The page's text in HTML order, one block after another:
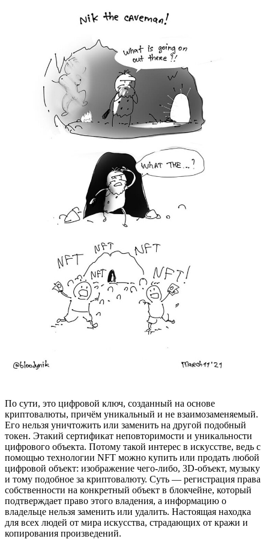
По сути, это цифровой ключ, созданный на основе
криптовалюты, причём уникальный и не взаимозаменяемый.
Его нельзя уничтожить или заменить на другой подобный
токен. Этакий сертификат неповторимости и уникальности
цифрового объекта. Потому такой интерес в искусстве, ведь с
помощью технологии NFT можно купить или продать любой
цифровой объект: изображение чего-либо, 3D-объект, музыку
и тому подобное за криптовалюту. Суть — регистрация права
собственности на конкретный объект в блокчейне, который
подтверждает право этого владения, а информацию о
владельце нельзя заменить или удалить. Настоящая находка
для всех людей от мира искусства, страдающих от кражи и
копирования произведений.